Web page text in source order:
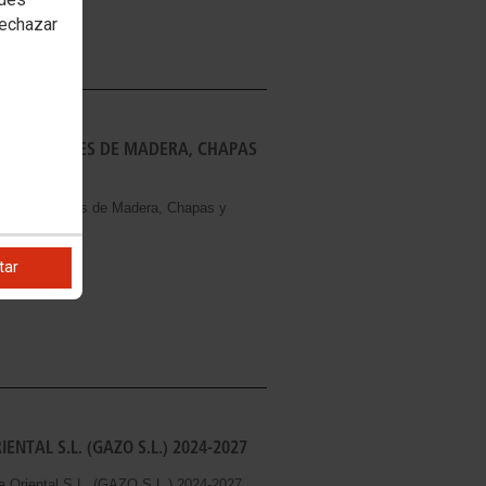
DE MADERA, CHAPAS
de Madera, Chapas y
S.L. (GAZO S.L.) 2024-2027